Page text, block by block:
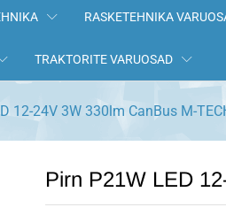
RASKETEHNIKA
TRAKTORITE VARUOSAD
12-24V 3W 330lm CanBus M-
Pirn P21W LED